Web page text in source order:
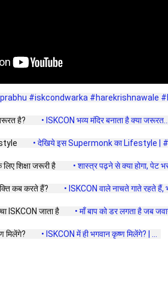
#iskcondwarka #harekrishnawale
है? • ISKCON भव्य मंदिर बनाता है क्या जरूरत...
• देखिये इस Supermonk का Lifestyle |
शिक्षा जरूरी है • शास्त्र पढ़ने से क्या होगा, पेट
कब करते हैं? • ISKCON वाले नाचते गाते रहते हैं,
ISKCON जाता है • माँ बाप को डर लगता है जब
मिलेंगे? • ISKCON में ही भगवान कृष्ण मिलेंगे? | ...